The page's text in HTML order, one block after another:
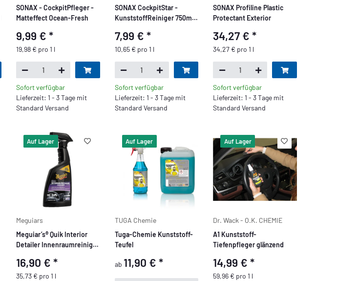
SONAX - CockpitPfleger -
Matteffect Ocean-Fresh
9,99 € *
19,98 € pro 1 l
Sofort verfügbar
Lieferzeit: 1 - 3 Tage mit
Standard Versand
SONAX CockpitStar -
KunststoffReiniger 750ml
7,99 € *
10,65 € pro 1 l
Sofort verfügbar
Lieferzeit: 1 - 3 Tage mit
Standard Versand
SONAX Profiline Plastic
Protectant Exterior
34,27 €*
34,27 € pro 1 l
Sofort verfügbar
Lieferzeit: 1 - 3 Tage mit
Standard Versand
Auf Lager
Meguiars
Meguiar’s® Quik Interior
Detailer Innenraumreiniger
16,90 € *
35,73 € pro 1 l
Auf Lager
TUGA Chemie
Tuga-Chemie Kunststoff-
Teufel
ab 11,90 € *
Auf Lager
Dr. Wack - O.K. CHEMIE
A1 Kunststoff-
Tiefenpfleger glänzend
14,99 €*
59,96 € pro 1 l